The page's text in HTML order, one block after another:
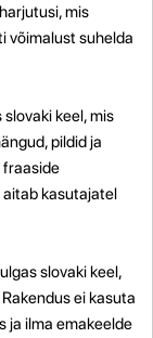
mis
võimalust suhelda
keel, mis
pildid ja
fraaside
kasutajatel
slovaki keel,
ei kasuta
ja ilma emakeelde